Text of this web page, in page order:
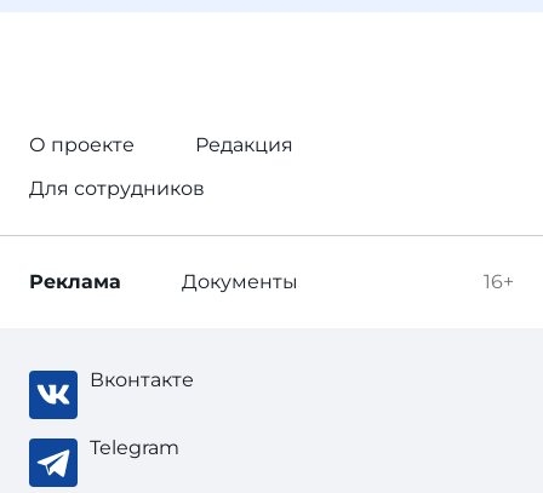
О проекте
Редакция
Для сотрудников
16+
Реклама Документы
Вконтакте
Telegram